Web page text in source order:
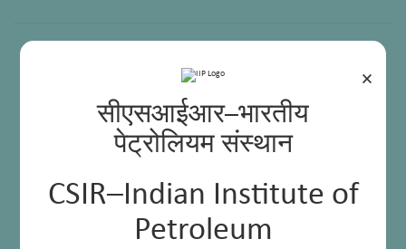
×
सीएसआईआर–भारतीय
पेट्रोलियम संस्थान
CSIR–Indian Institute of
Petroleum
Development of advanced solvent system for CO2 Capture